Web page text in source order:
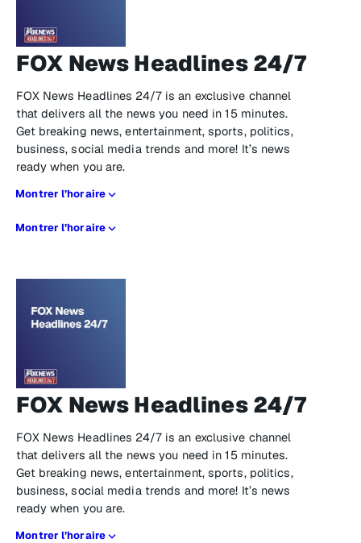
FOX News Headlines 24/7
FOX News Headlines 24/7 is an exclusive channel
that delivers all the news you need in 15 minutes.
Get breaking news, entertainment, sports, politics,
business, social media trends and more! It’s news
ready when you are.
Montrer l’horaire
Montrer l’horaire
FOX News Headlines 24/7
FOX News Headlines 24/7 is an exclusive channel
that delivers all the news you need in 15 minutes.
Get breaking news, entertainment, sports, politics,
business, social media trends and more! It’s news
ready when you are.
Montrer l’horaire